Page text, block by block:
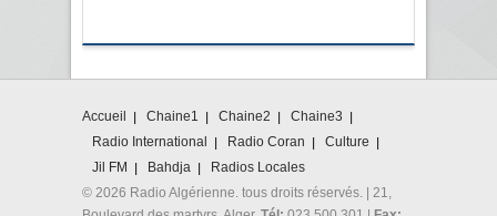
Accueil Chaine1 Chaine2
Chaine3
Radio International
Radio Coran
Culture
Jil FM
Bahdja
Radios Locales
© 2026 Radio Algérienne. tous droits réservés. | 21,